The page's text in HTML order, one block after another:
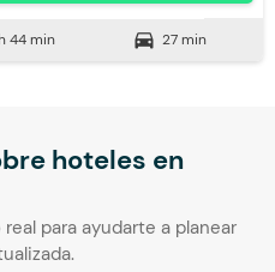
44 min directions_car 27 min
hoteles en
para ayudarte a planear